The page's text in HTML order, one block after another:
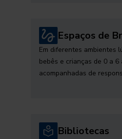
Espaços de
Em diferentes ambientes
bebês e crianças de 0 a 6
acompanhadas de
Bibliotecas